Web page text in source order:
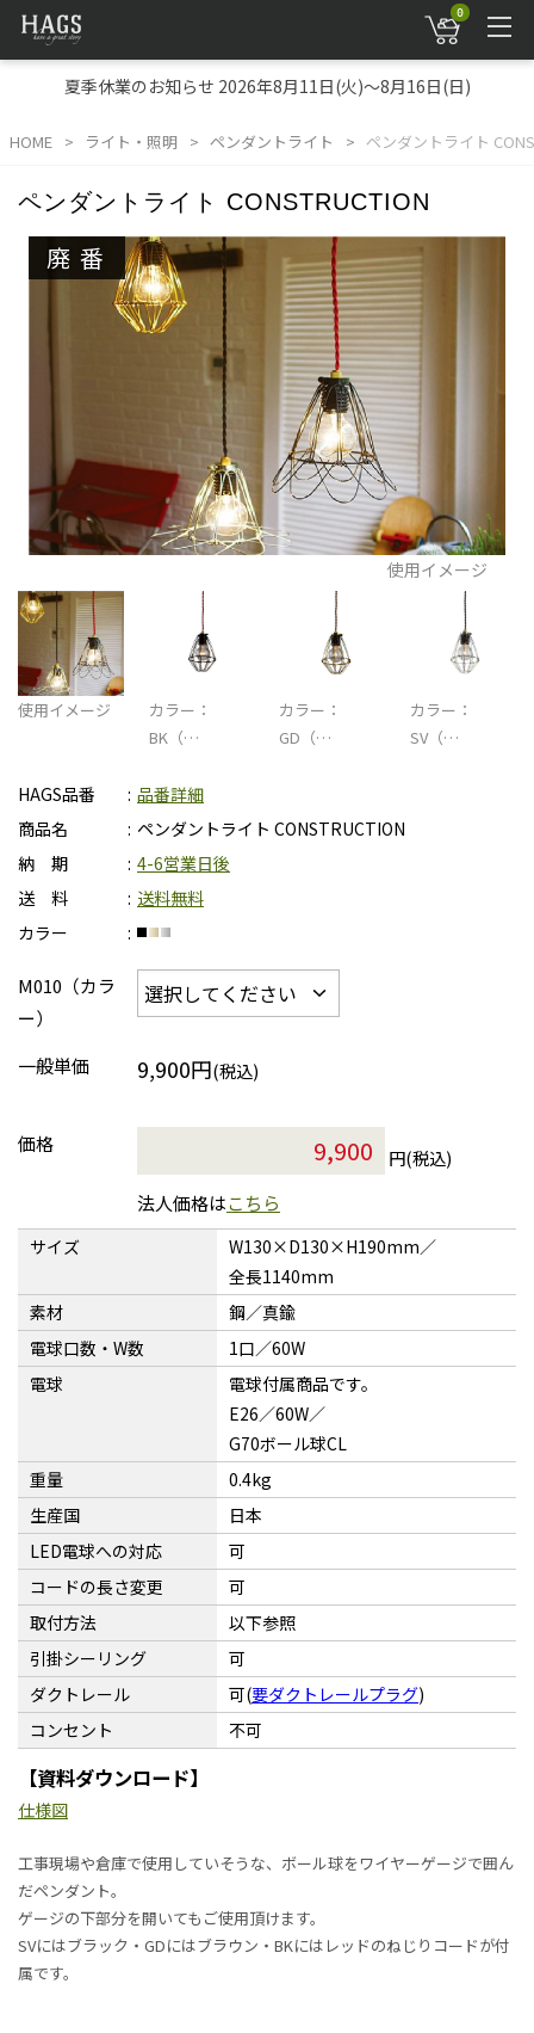
0
夏季休業のお知らせ 2026年8月11日(火)～8月16日(日)
HOME ライト・照明 ペンダントライト ペンダントライト
ペンダントライト CONSTRUCTION
廃番
使用イメージ
使用イメージ
カラー：
BK（…
カラー：
GD（…
カラー：
SV（…
HAGS品番
品番詳細
商品名
ペンダントライト CONSTRUCTION
納 期
4-6営業日後
送 料
送料無料
カラー
M010（カラ
ー）
一般単価
9,900円(税込)
価格
円(税込)
法人価格はこちら
サイズ
W130×D130×H190mm／
全長1140mm
素材
鋼／真鍮
電球口数・W数
1口／60W
電球
電球付属商品です。
E26／60W／
G70ボール球CL
重量
0.4kg
生産国
日本
LED電球への対応
可
コードの長さ変更
可
取付方法
以下参照
引掛シーリング
可
ダクトレール
可(要ダクトレールプラグ)
コンセント
不可
【資料ダウンロード】
仕様図
工事現場や倉庫で使用していそうな、ボール球をワイヤーゲージで囲ん
だペンダント。
ゲージの下部分を開いてもご使用頂けます。
SVにはブラック・GDにはブラウン・BKにはレッドのねじりコードが付
属です。